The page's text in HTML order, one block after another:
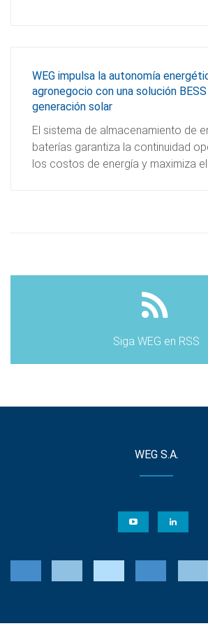
WEG impulsa la autonomía
agronegocio con una solución
generación solar
El sistema de almacenamiento de
baterías garantiza la continuidad
los costos de energía y maximiza
Siga WEG en RSS
WEG S.A.